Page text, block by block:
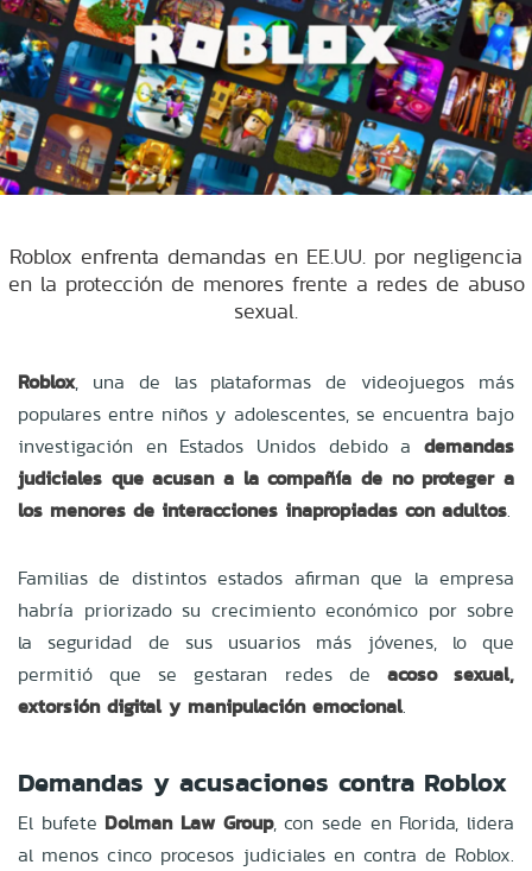
Roblox enfrenta demandas en EE.UU. por negligencia
en la protección de menores frente a redes de abuso
sexual.
Roblox, una de las plataformas de videojuegos más
populares entre niños y adolescentes, se encuentra bajo
investigación en Estados Unidos debido a demandas
judiciales que acusan a la compañía de no proteger a
los menores de interacciones inapropiadas con adultos.
Familias de distintos estados afirman que la empresa
habría priorizado su crecimiento económico por sobre
la seguridad de sus usuarios más jóvenes, lo que
permitió que se gestaran redes de acoso sexual,
extorsión digital y manipulación emocional.
Demandas y acusaciones contra Roblox
El bufete Dolman Law Group, con sede en Florida, lidera
al menos cinco procesos judiciales en contra de Roblox.